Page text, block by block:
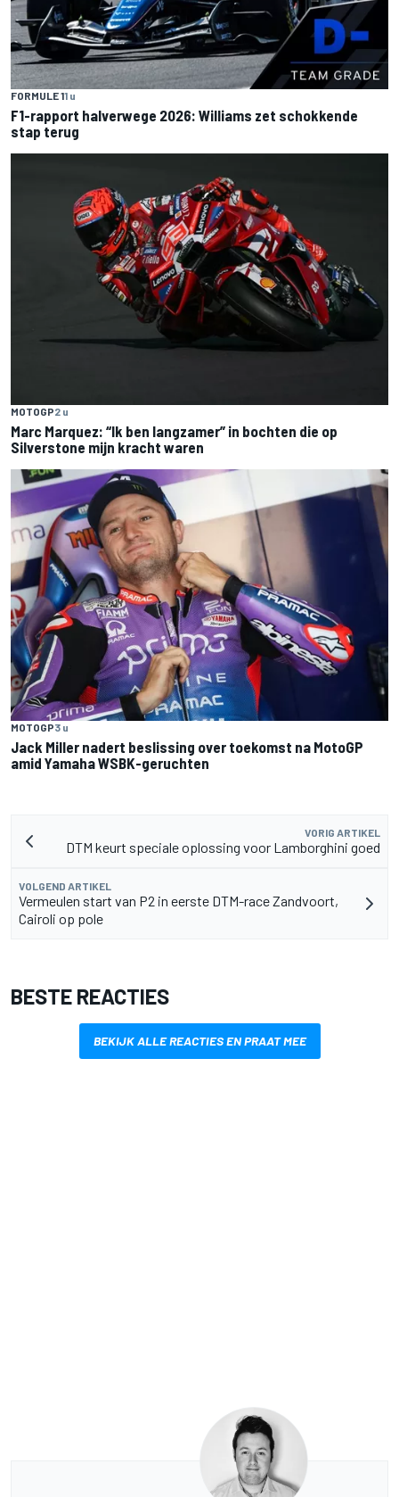
FORMULE 11 u
F1-rapport halverwege 2026: Williams zet schokkende
stap terug
MOTOGP2 u
Marc Marquez: “Ik ben langzamer” in bochten die op
Silverstone mijn kracht waren
MOTOGP3 u
Jack Miller nadert beslissing over toekomst na MotoGP
amid Yamaha WSBK-geruchten
VORIG ARTIKEL
DTM keurt speciale oplossing voor Lamborghini goed
VOLGEND ARTIKEL
Vermeulen start van P2 in eerste DTM-race Zandvoort,
Cairoli op pole
BESTE REACTIES
BEKIJK ALLE REACTIES EN PRAAT MEE